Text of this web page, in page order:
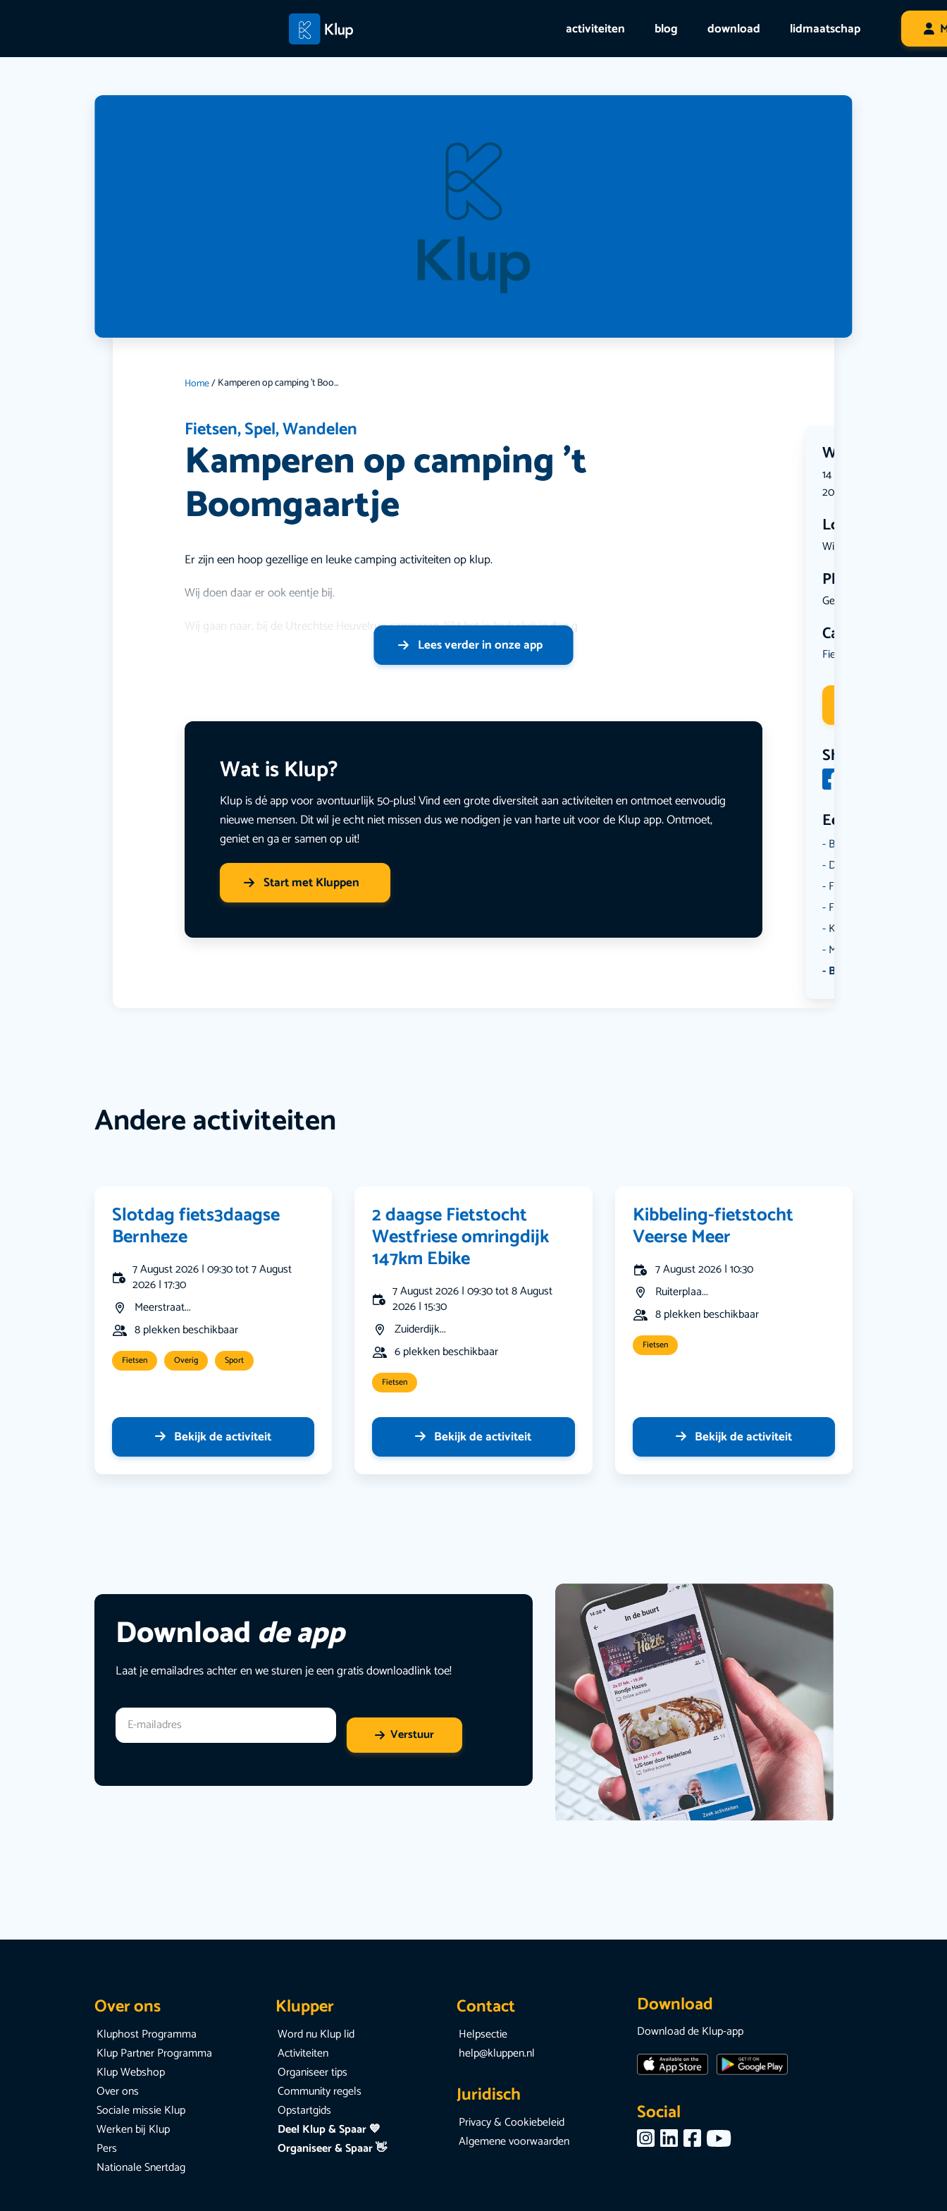
activiteiten blog download lidmaatschap
Home/ Kamperen op camping ’t Boomgaartje
Fietsen,Spel,Wandelen
Kamperen op camping ’t
Boomgaartje
Wanneer?
14 August 2026 | 13:30 tot
2026 | 11:00
Locatie
Wijkersloo...
Plekken
Geen limiet
Categorie
Fietsen
Share
Een aantal
Borrelen
Dansen
Fietsen
Film
Kunst & Cultuur
Muziek
Bekijk alle categorieën
Er zijn een hoop gezellige en leuke camping activiteiten op klup.
Wij doen daar er ook eentje bij.
Wij gaan naar, bij de Utrechtse Heuvelrug camperen, lijkt het je leuk sluit je dan g
Lees verder in onze app
Wat is Klup?
Klup is dé app voor avontuurlijk 50-plus! Vind een grote diversiteit aan activiteiten en ontmoet eenvoudig
nieuwe mensen. Dit wil je echt niet missen dus we nodigen je van harte uit voor de Klup app. Ontmoet,
geniet en ga er samen op uit!
Start met Kluppen
Andere activiteiten
Slotdag fiets3daagse
Bernheze
7 August 2026 | 09:30 tot 7 August
2026 | 17:30
Meerstraat...
8 plekken beschikbaar
Fietsen Overig Sport
Bekijk de activiteit
2 daagse Fietstocht
Westfriese omringdijk
147km Ebike
7 August 2026 | 09:30 tot 8 August
2026 | 15:30
Zuiderdijk...
6 plekken beschikbaar
Fietsen
Bekijk de activiteit
Kibbeling-fietstocht
Veerse Meer
7 August 2026 | 10:30
Ruiterplaa...
8 plekken beschikbaar
Fietsen
Bekijk de activiteit
Download de app
Laat je emailadres achter en we sturen je een gratis downloadlink toe!
Verstuur
Over ons
Kluphost Programma
Klup Partner Programma
Klup Webshop
Over ons
Sociale missie Klup
Werken bij Klup
Pers
Nationale Snertdag
Klupper
Word nu Klup lid
Activiteiten
Organiseer tips
Community regels
Opstartgids
Deel Klup & Spaar 💙
Organiseer & Spaar 👋
Contact
Helpsectie
help@kluppen.nl
Juridisch
Privacy & Cookiebeleid
Algemene voorwaarden
Download
Download de Klup-app
Social